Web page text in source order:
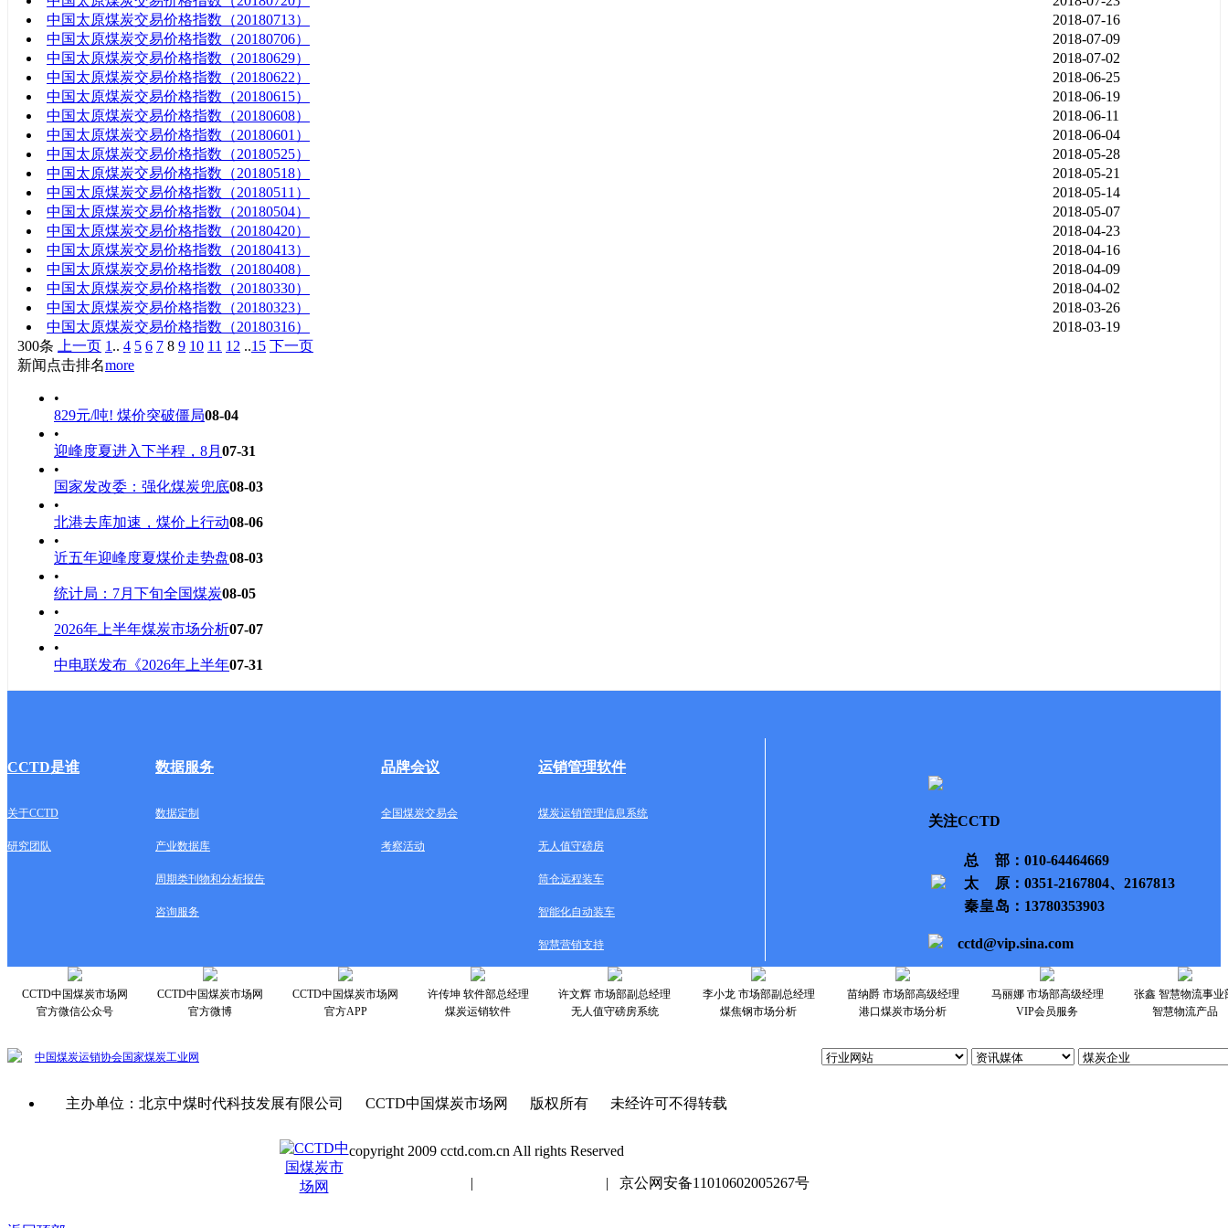
中国太原煤炭交易价格指数（20180713）
2018-07-16
中国太原煤炭交易价格指数（20180706）
2018-07-09
中国太原煤炭交易价格指数（20180629）
2018-07-02
中国太原煤炭交易价格指数（20180622）
2018-06-25
中国太原煤炭交易价格指数（20180615）
2018-06-19
中国太原煤炭交易价格指数（20180608）
2018-06-11
中国太原煤炭交易价格指数（20180601）
2018-06-04
中国太原煤炭交易价格指数（20180525）
2018-05-28
中国太原煤炭交易价格指数（20180518）
2018-05-21
中国太原煤炭交易价格指数（20180511）
2018-05-14
中国太原煤炭交易价格指数（20180504）
2018-05-07
中国太原煤炭交易价格指数（20180420）
2018-04-23
中国太原煤炭交易价格指数（20180413）
2018-04-16
中国太原煤炭交易价格指数（20180408）
2018-04-09
中国太原煤炭交易价格指数（20180330）
2018-04-02
中国太原煤炭交易价格指数（20180323）
2018-03-26
中国太原煤炭交易价格指数（20180316）
2018-03-19
300条
上一页 1 .. 4 5 6 7 8 9 10 11 12 ..15 下一页
新闻点击排名more
•
829元/吨! 煤价突破僵局08-04
•
迎峰度夏进入下半程，8月 07-31
•
国家发改委：强化煤炭兜底08-03
•
北港去库加速，煤价上行动08-06
•
近五年迎峰度夏煤价走势盘08-03
•
统计局：7月下旬全国煤炭08-05
•
2026年上半年煤炭市场分析07-07
•
中电联发布《2026年上半年07-31
CCTD是谁 数据服务 品牌会议 运销管理软件
关于CCTD 数据定制 全国煤炭交易会 煤炭运销管理信息系统
研究团队 产业数据库 考察活动 无人值守磅房
周期类刊物和分析报告 筒仓远程装车
咨询服务 智能化自动装车
智慧营销支持
关注CCTD
总部 ：010-64464669
太原 ：0351-2167804、2167813
秦皇岛 ：13780353903
cctd@vip.sina.com
CCTD中国煤炭市场网
官方微信公众号
CCTD中国煤炭市场网
官方微博
CCTD中国煤炭市场网
官方APP
许传坤 软件部总经理
煤炭运销软件
许文辉 市场部副总经理
无人值守磅房系统
李小龙 市场部副总经理
煤焦钢市场分析
苗纳爵 市场部高级经理
港口煤炭市场分析
马丽娜 市场部高级经理
VIP会员服务
张鑫 智慧物流事业
智慧物流产品
中国煤炭运销协会国家煤炭工业网
主办单位：北京中煤时代科技发展有限公司 CCTD中国煤炭市场网 版权所有 未经许可不得转载
copyright 2009 cctd.com.cn All rights Reserved
| | 京公网安备11010602005267号